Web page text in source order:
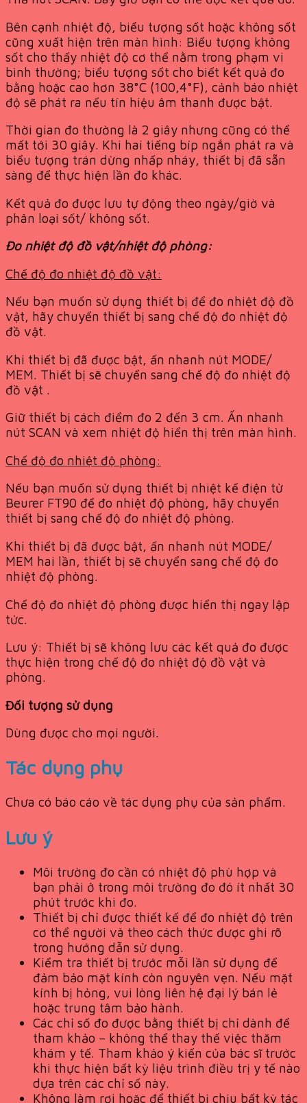
Bên cạnh nhiệt độ, biểu tượng sốt hoặc không sốt
cũng xuất hiện trên màn hình: Biểu tượng không
sốt cho thấy nhiệt độ cơ thể nằm trong phạm vi
bình thường; biểu tượng sốt cho biết kết quả đo
bằng hoặc cao hơn 38°C (100,4°F), cảnh báo nhiệt
độ sẽ phát ra nếu tín hiệu âm thanh được bật.
Thời gian đo thường là 2 giây nhưng cũng có thể
mất tới 30 giây. Khi hai tiếng bíp ngắn phát ra và
biểu tượng trán dừng nhấp nháy, thiết bị đã sẵn
sàng để thực hiện lần đo khác.
Kết quả đo được lưu tự động theo ngày/giờ và
phân loại sốt/ không sốt.
Đo nhiệt độ đồ vật/nhiệt độ phòng:
Chế độ đo nhiệt độ đồ vật:
Nếu bạn muốn sử dụng thiết bị để đo nhiệt độ đồ
vật, hãy chuyển thiết bị sang chế độ đo nhiệt độ
đồ vật.
Khi thiết bị đã được bật, ấn nhanh nút MODE/
MEM. Thiết bị sẽ chuyển sang chế độ đo nhiệt độ
đồ vật .
Giữ thiết bị cách điểm đo 2 đến 3 cm. Ấn nhanh
nút SCAN và xem nhiệt độ hiển thị trên màn hình.
Chế độ đo nhiệt độ phòng:
Nếu bạn muốn sử dụng thiết bị nhiệt kế điện tử
Beurer FT90 để đo nhiệt độ phòng, hãy chuyển
thiết bị sang chế độ đo nhiệt độ phòng.
Khi thiết bị đã được bật, ấn nhanh nút MODE/
MEM hai lần, thiết bị sẽ chuyển sang chế độ đo
nhiệt độ phòng.
Chế độ đo nhiệt độ phòng được hiển thị ngay lập
tức.
Lưu ý: Thiết bị sẽ không lưu các kết quả đo được
thực hiện trong chế độ đo nhiệt độ đồ vật và
phòng.
Đối tượng sử dụng
Dùng được cho mọi người.
Tác dụng phụ
Chưa có báo cáo về tác dụng phụ của sản phẩm.
Lưu ý
Môi trường đo cần có nhiệt độ phù hợp và
bạn phải ở trong môi trường đo đó ít nhất 30
phút trước khi đo.
Thiết bị chỉ được thiết kế để đo nhiệt độ trên
cơ thể người và theo cách thức được ghi rõ
trong hướng dẫn sử dụng.
Kiểm tra thiết bị trước mỗi lần sử dụng để
đảm bảo mặt kính còn nguyên vẹn. Nếu mặt
kính bị hỏng, vui lòng liên hệ đại lý bán lẻ
hoặc trung tâm bảo hành.
Các chỉ số đo được bằng thiết bị chỉ dành để
tham khảo – không thể thay thế việc thăm
khám y tế. Tham khảo ý kiến của bác sĩ trước
khi thực hiện bất kỳ liệu trình điều trị y tế nào
dựa trên các chỉ số này.
Không làm rơi hoặc để thiết bị chịu bất kỳ tác